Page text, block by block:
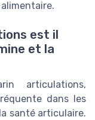
est il
et la
articulations,
dans les
santé articulaire.